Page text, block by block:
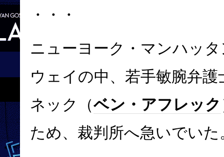
・・・
ニューヨーク・マンハッ
ウェイの中、若手敏腕弁
ネック（ベン・アフレック
ため、裁判所へ急いでいた